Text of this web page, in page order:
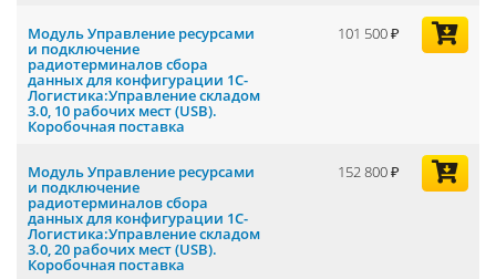
Модуль Управление ресурсами
и подключение
радиотерминалов сбора
данных для конфигурации 1С-
Логистика:Управление складом
3.0, 10 рабочих мест (USB).
Коробочная поставка
101 500
Модуль Управление ресурсами
и подключение
радиотерминалов сбора
данных для конфигурации 1С-
Логистика:Управление складом
3.0, 20 рабочих мест (USB).
Коробочная поставка
152 800